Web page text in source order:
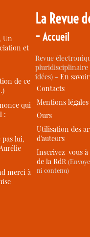
Un
et
de ce
qui
:
pas lui,
merci à
La Revue
-Accueil
Revue
idées) -En
Contacts
Mentions légales
Ours
Utilisation des
d’auteurs
Inscrivez-vous
de la RdR
ni contenu)